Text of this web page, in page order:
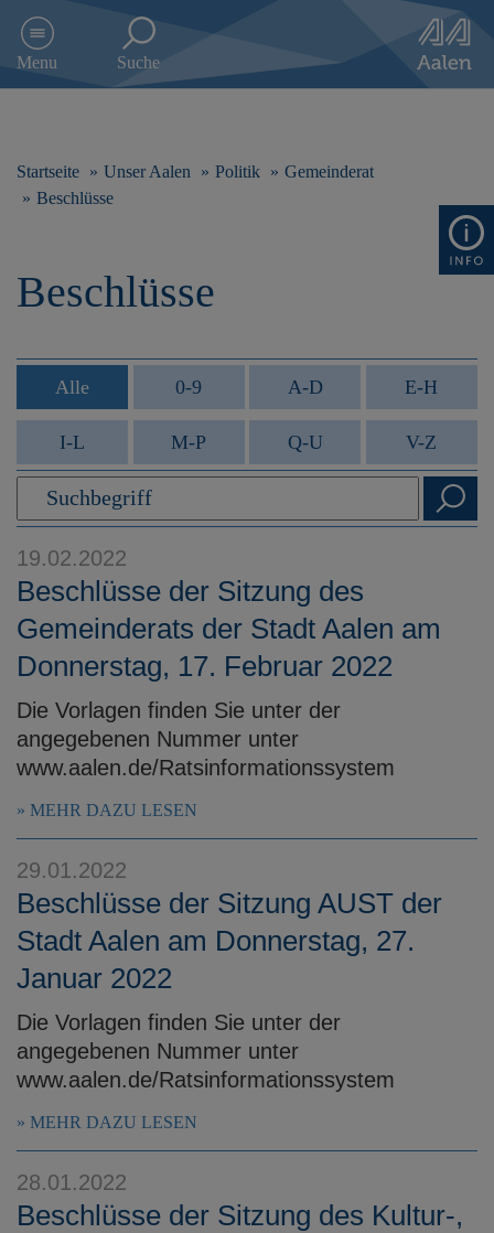
e
n
n
Menu Suche
Startseite Unser Aalen Politik
Gemeinderat
Beschlüsse
Beschlüsse
Alle 0-9 A-D E-H
I-L M-P Q-U V-Z
19.02.2022
Beschlüsse der Sitzung des
Gemeinderats der Stadt Aalen am
Donnerstag, 17. Februar 2022
Die Vorlagen finden Sie unter der
angegebenen Nummer unter
www.aalen.de/Ratsinformationssystem
MEHR DAZU LESEN
29.01.2022
Beschlüsse der Sitzung AUST der
Stadt Aalen am Donnerstag, 27.
Januar 2022
Die Vorlagen finden Sie unter der
angegebenen Nummer unter
www.aalen.de/Ratsinformationssystem
MEHR DAZU LESEN
28.01.2022
Beschlüsse der Sitzung des Kultur-,